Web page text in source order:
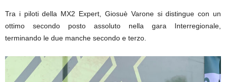
Tra i piloti della MX2 Expert, Giosuè Varone si distingue con un
ottimo secondo posto assoluto nella gara Interregionale,
terminando le due manche secondo e terzo.